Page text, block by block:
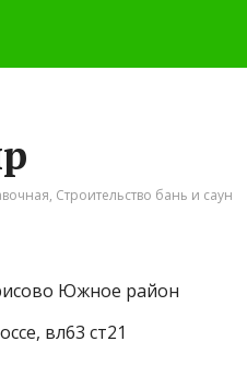
, Строительство бань и саун
Южное район
вл63 ст21